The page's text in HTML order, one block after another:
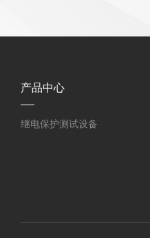
产品中心
继电保护测试设备